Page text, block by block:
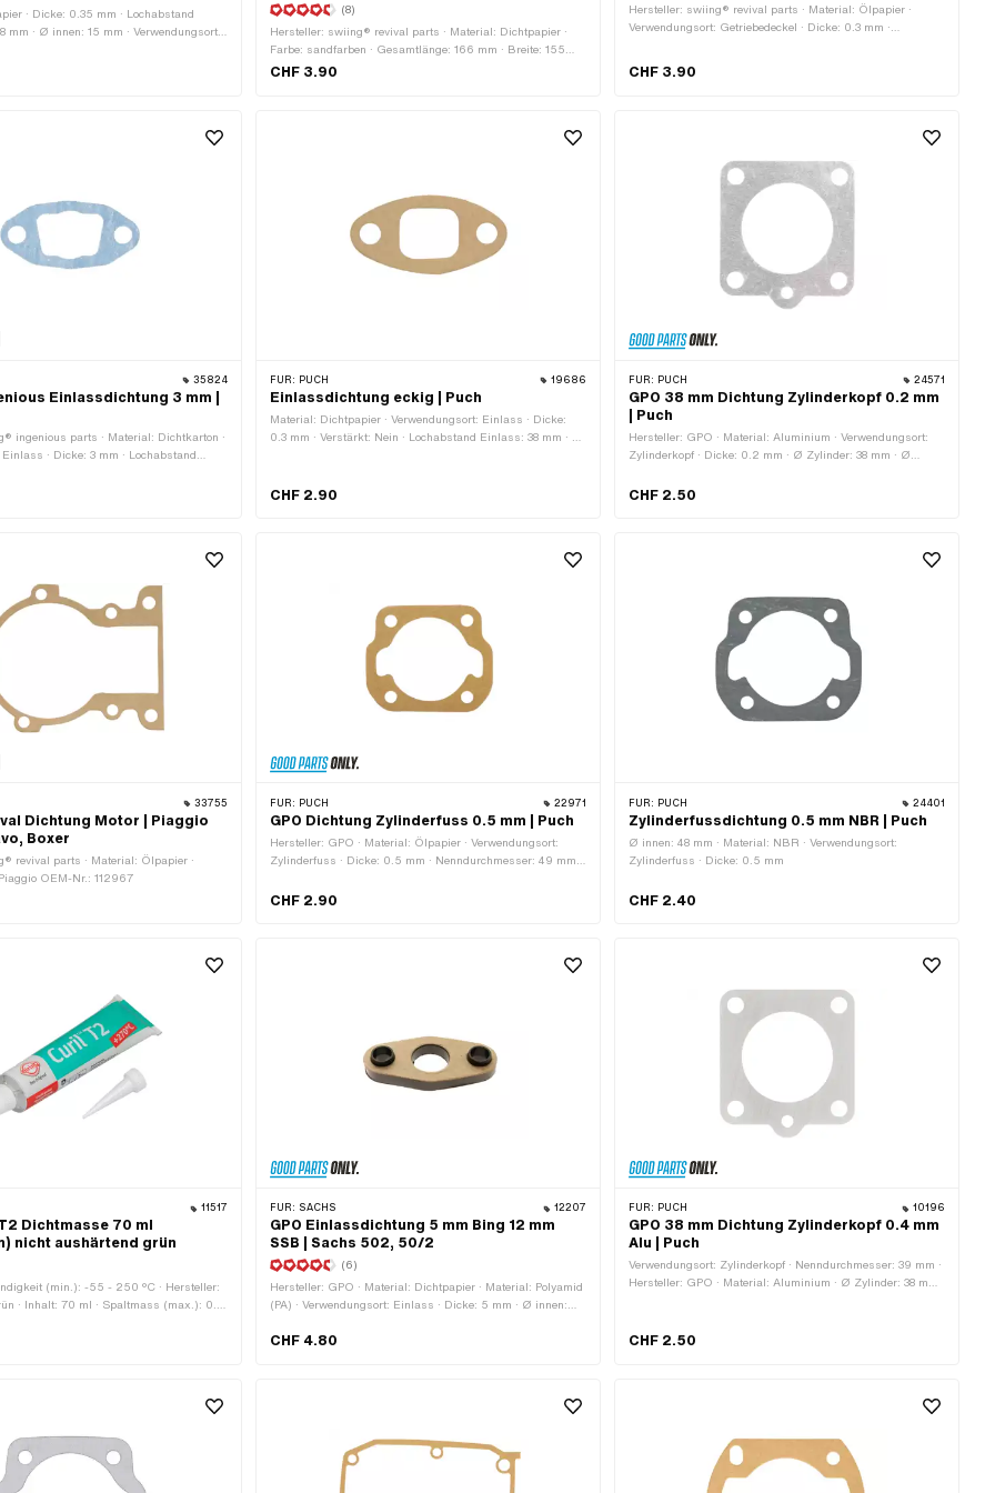
· Dicke: 0.35 mm · Lochabstand
mm · Ø innen: 15 mm · Verwendungsort:
Original
(8)
Hersteller: swiing® revival parts · Material: Dichtpapier ·
Farbe: sandfarben · Gesamtlänge: 166 mm · Breite: 155
mm · Dicke: 0.35 mm · Anzahl Befestigungspunkte: 8 Stk. ·
CHF 3.90
Hersteller: swiing® revival parts · Material: Ölpapier ·
Verwendungsort: Getriebedeckel · Dicke: 0.3 mm ·
CHF 3.90
35824
Einlassdichtung 3 mm |
ingenious parts · Material: Dichtkarton ·
· Dicke: 3 mm · Lochabstand
FÜR: PUCH 19686
Einlassdichtung eckig | Puch
Material: Dichtpapier · Verwendungsort: Einlass · Dicke:
0.3 mm · Verstärkt: Nein · Lochabstand Einlass: 38 mm · Ø
CHF 2.90
FÜR: PUCH 24571
GPO 38 mm Dichtung Zylinderkopf 0.2 mm
| Puch
Hersteller: GPO · Material: Aluminium · Verwendungsort:
Zylinderkopf · Dicke: 0.2 mm · Ø Zylinder: 38 mm · Ø
· Anwendungsbereich: Standard · Alternative Ausf. der Puch
CHF 2.50
33755
Dichtung Motor | Piaggio
Boxer
revival parts · Material: Ölpapier ·
OEM-Nr.: 112967
FÜR: PUCH 22971
GPO Dichtung Zylinderfuss 0.5 mm | Puch
Hersteller: GPO · Material: Ölpapier · Verwendungsort:
Zylinderfuss · Dicke: 0.5 mm · Nenndurchmesser: 49 mm ·
Anwendungsbereich: Standard · Puch OEM-Nr.:
CHF 2.90
FÜR: PUCH 24401
Zylinderfussdichtung 0.5 mm NBR | Puch
Ø innen: 48 mm · Material: NBR · Verwendungsort:
Zylinderfuss · Dicke: 0.5 mm
CHF 2.40
11517
Dichtmasse 70 ml
nicht aushärtend grün
(min.): -55 - 250 °C · Hersteller:
· Inhalt: 70 ml · Spaltmass (max.): 0.2
Chemie
FÜR: SACHS 12207
GPO Einlassdichtung 5 mm Bing 12 mm
SSB | Sachs 502, 50/2
(6)
Hersteller: GPO · Material: Dichtpapier · Material: Polyamid
(PA) · Verwendungsort: Einlass · Dicke: 5 mm · Ø innen:
A1823 · Sachs OEM-Nr.: 0250 085 000
CHF 4.80
FÜR: PUCH 10196
GPO 38 mm Dichtung Zylinderkopf 0.4 mm
Alu | Puch
Verwendungsort: Zylinderkopf · Nenndurchmesser: 39 mm ·
Hersteller: GPO · Material: Aluminium · Ø Zylinder: 38 mm
x 44 · Puch OEM-Nr.: 349.3.10.013.1
CHF 2.50